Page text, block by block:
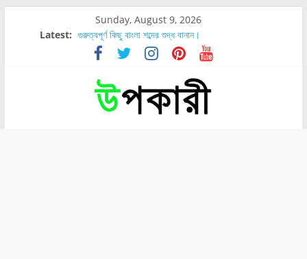
Sunday, August 9, 2026
Latest: গুরুত্বপূর্ণ কিছু বাংলা শব্দের শুদ্ধ বানান।
শরীরের কোন অংশে বেডসোর বেশি হয়?
নাসাল টিউব কতদিন রাখা যায়?
রোগীর পিঠ, কোমর এবং পায়ে বেডসোর দেখা গেলে করণীয় কি?
পার্সিমন ফলের স্বাস্থ্য ও পুষ্টি উপকারিতা।